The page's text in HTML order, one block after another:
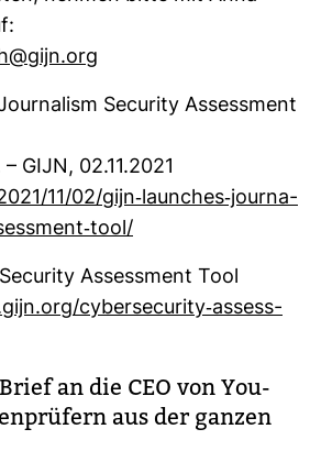
Secu­rity Assess­ment
GIJN, 02.11.2021
11/02/gijn-​laun­ches-​jour­na­
​tool/
Assess­ment Tool
cyber­se­cu­rity-​assess­
an die CEO von You­
aus der ganzen